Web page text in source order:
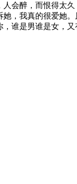
人会醉，而恨得太
，我真的很爱她
谁是男谁是女，